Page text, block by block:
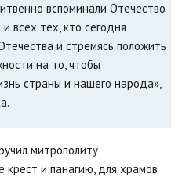
вспоминали Отечество
всех тех, кто сегодня
и стремясь положить
на то, чтобы
страны и нашего народа»,
митрополиту
крест и панагию, для храмов